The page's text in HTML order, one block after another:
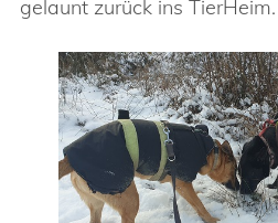
gelaunt zurück ins TierHeim.